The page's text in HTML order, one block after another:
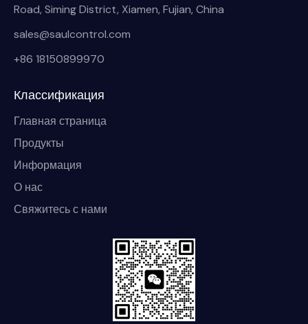
Road, Siming District, Xiamen, Fujian, China
sales@saulcontrol.com
+86 18150899970
Классификация
Главная страница
Продукты
Информация
О нас
Свяжитесь с нами